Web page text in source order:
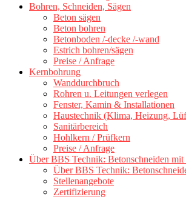
Bohren, Schneiden, Sägen
Beton sägen
Beton bohren
Betonboden /-decke /-wand
Estrich bohren/sägen
Preise / Anfrage
Kernbohrung
Wanddurchbruch
Rohren u. Leitungen verlegen
Fenster, Kamin & Installationen
Haustechnik (Klima, Heizung,
Sanitärbereich
Hohlkern / Prüfkern
Preise / Anfrage
Über BBS Technik: Betonschneiden mit
Über BBS Technik:
Stellenangebote
Zertifizierung